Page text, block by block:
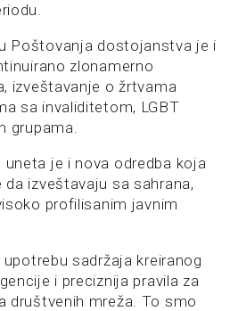
Poštovanja dostojanstva je i
zlonamerno
izveštavanje o žrtvama
sa invaliditetom, LGBT
grupama.
uneta je i nova odredba koja
izveštavaju sa sahrana,
profilisanim javnim
upotrebu sadržaja kreiranog
i preciznija pravila za
društvenih mreža. To smo